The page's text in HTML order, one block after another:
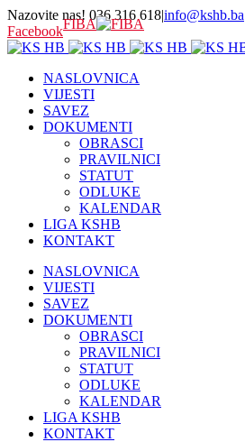
Nazovite nas! 036 316 618|info@kshb.ba
FacebookFIBA
NASLOVNICA
VIJESTI
SAVEZ
DOKUMENTI
OBRASCI
PRAVILNICI
STATUT
ODLUKE
KALENDAR
LIGA KSHB
KONTAKT
NASLOVNICA
VIJESTI
SAVEZ
DOKUMENTI
OBRASCI
PRAVILNICI
STATUT
ODLUKE
KALENDAR
LIGA KSHB
KONTAKT